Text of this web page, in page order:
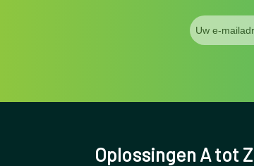
Oplossingen A tot Z